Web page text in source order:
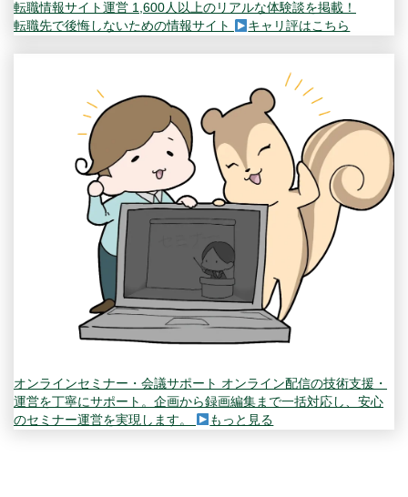
転職情報サイト運営 1,600人以上のリアルな体験談を掲載！
転職先で後悔しないための情報サイト
キャリ評はこちら
オンラインセミナー・会議サポート オンライン配信の技術支援・
運営を丁寧にサポート。企画から録画編集まで一括対応し、安心
のセミナー運営を実現します。
もっと見る